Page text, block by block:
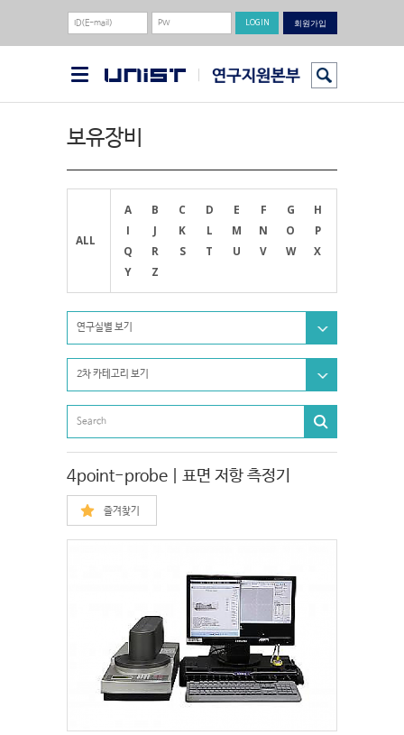
회원가입
보유장비
ALL
A B C D E F G
H
I
J K L M N O
P
Q
R S T U V W
X
Y
Z
연구실별 보기
2차 카테고리 보기
4point-probe | 표면 저항 측정기
즐겨찾기